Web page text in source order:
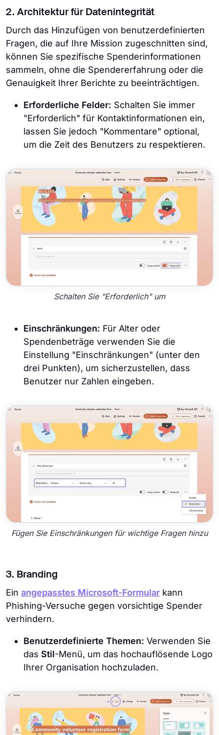
2. Architektur für Datenintegrität
Durch das Hinzufügen von benutzerdefinierten
Fragen, die auf Ihre Mission zugeschnitten sind,
können Sie spezifische Spenderinformationen
sammeln, ohne die Spendererfahrung oder die
Genauigkeit Ihrer Berichte zu beeinträchtigen.
Erforderliche Felder: Schalten Sie immer
"Erforderlich" für Kontaktinformationen ein,
lassen Sie jedoch "Kommentare" optional,
um die Zeit des Benutzers zu respektieren.
Schalten Sie "Erforderlich" um
Einschränkungen: Für Alter oder
Spendenbeträge verwenden Sie die
Einstellung "Einschränkungen" (unter den
drei Punkten), um sicherzustellen, dass
Benutzer nur Zahlen eingeben.
Fügen Sie Einschränkungen für wichtige Fragen hinzu
3. Branding
Ein angepasstes Microsoft-Formular kann
Phishing-Versuche gegen vorsichtige Spender
verhindern.
Benutzerdefinierte Themen: Verwenden Sie
das Stil-Menü, um das hochauflösende Logo
Ihrer Organisation hochzuladen.